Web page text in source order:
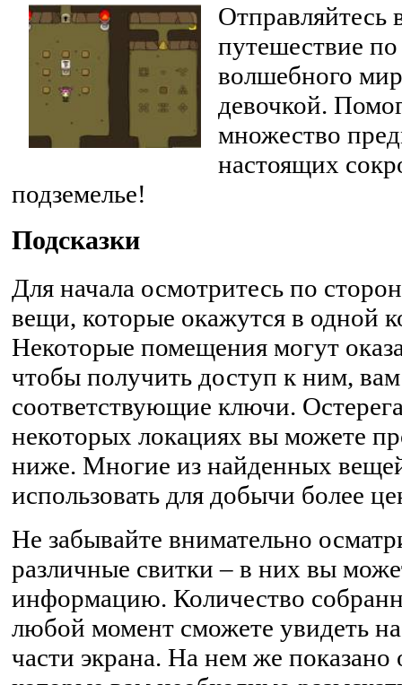
Отправляйтесь
путешествие
волшебного
девочкой.
множество
настоящих
подземелье!
Подсказки
Для начала осмотритесь по
вещи, которые окажутся в одной
Некоторые помещения могут
чтобы получить доступ к ним,
соответствующие ключи.
некоторых локациях вы можете
ниже. Многие из найденных
использовать для добычи более
Не забывайте внимательно
различные свитки – в них вы
информацию. Количество
любой момент сможете увидеть
части экрана. На нем же